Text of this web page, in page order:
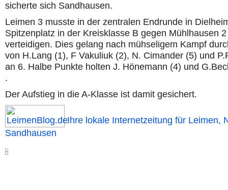
sicherte sich Sandhausen.
Leimen 3 musste in der zentralen Endrunde in
Spitzenplatz in der Kreisklasse B gegen Mühlhausen 2
verteidigen. Dies gelang nach mühseligem Kampf
von H.Lang (1), F Vakuliuk (2), N. Cimander (5) und
an 6. Halbe Punkte holten J. Hönemann (4) und
.
Der Aufstieg in die A-Klasse ist damit gesichert.
Ihre lokale Internetzeitung für Leimen,
Sandhausen